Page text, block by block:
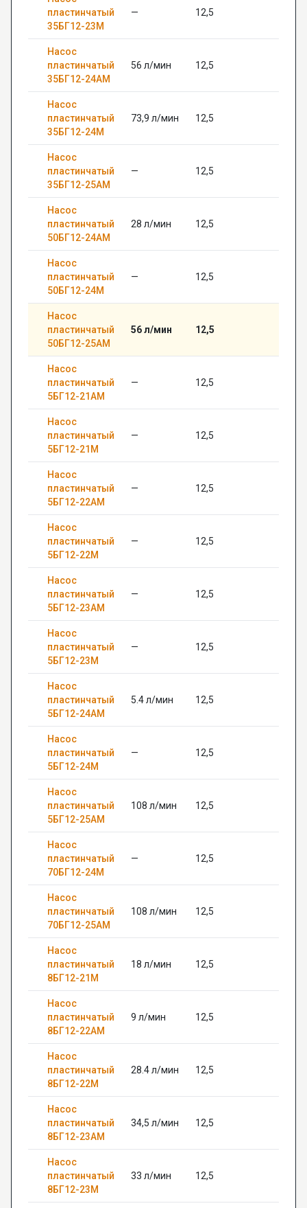
пластинчатый
35БГ12-23М
— 12,5
Насос
пластинчатый
35БГ12-24АМ
56 л/мин 12,5
Насос
пластинчатый
35БГ12-24М
73,9 л/мин 12,5
Насос
пластинчатый
35БГ12-25АМ
— 12,5
Насос
пластинчатый
50БГ12-24АМ
28 л/мин 12,5
Насос
пластинчатый
50БГ12-24М
— 12,5
Насос
пластинчатый
50БГ12-25АМ
56 л/мин 12,5
Насос
пластинчатый
5БГ12-21АМ
— 12,5
Насос
пластинчатый
5БГ12-21М
— 12,5
Насос
пластинчатый
5БГ12-22АМ
— 12,5
Насос
пластинчатый
5БГ12-22М
— 12,5
Насос
пластинчатый
5БГ12-23АМ
— 12,5
Насос
пластинчатый
5БГ12-23М
— 12,5
Насос
пластинчатый
5БГ12-24АМ
5.4 л/мин 12,5
Насос
пластинчатый
5БГ12-24М
— 12,5
Насос
пластинчатый
5БГ12-25АМ
108 л/мин 12,5
Насос
пластинчатый
70БГ12-24М
— 12,5
Насос
пластинчатый
70БГ12-25АМ
108 л/мин 12,5
Насос
пластинчатый
8БГ12-21М
18 л/мин 12,5
Насос
пластинчатый
8БГ12-22АМ
9 л/мин 12,5
Насос
пластинчатый
8БГ12-22М
28.4 л/мин 12,5
Насос
пластинчатый
8БГ12-23АМ
34,5 л/мин 12,5
Насос
пластинчатый
8БГ12-23М
33 л/мин 12,5